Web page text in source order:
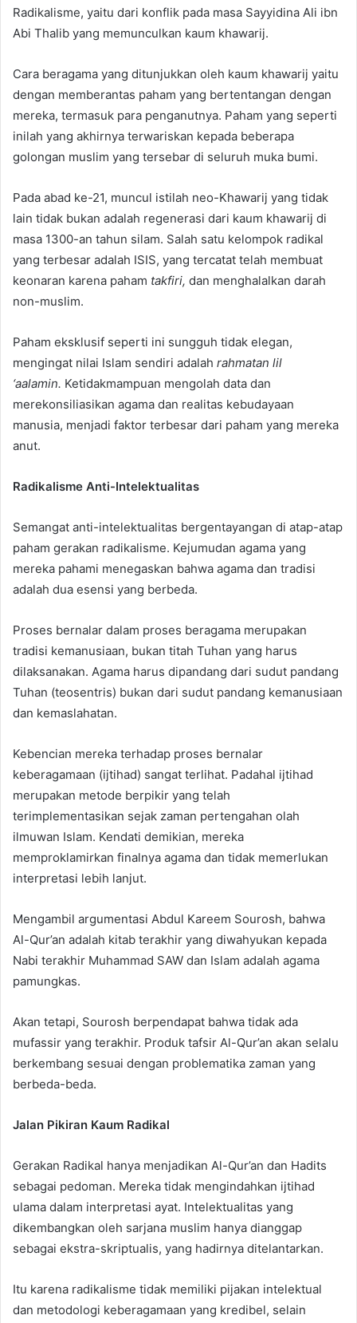
Radikalisme, yaitu dari konflik pada masa Sayyidina Ali ibn
Abi Thalib yang memunculkan kaum khawarij.
Cara beragama yang ditunjukkan oleh kaum khawarij yaitu
dengan memberantas paham yang bertentangan dengan
mereka, termasuk para penganutnya. Paham yang seperti
inilah yang akhirnya terwariskan kepada beberapa
golongan muslim yang tersebar di seluruh muka bumi.
Pada abad ke-21, muncul istilah neo-Khawarij yang tidak
lain tidak bukan adalah regenerasi dari kaum khawarij di
masa 1300-an tahun silam. Salah satu kelompok radikal
yang terbesar adalah ISIS, yang tercatat telah membuat
keonaran karena paham takfiri, dan menghalalkan darah
non-muslim.
Paham eksklusif seperti ini sungguh tidak elegan,
mengingat nilai Islam sendiri adalah rahmatan lil
‘aalamin. Ketidakmampuan mengolah data dan
merekonsiliasikan agama dan realitas kebudayaan
manusia, menjadi faktor terbesar dari paham yang mereka
anut.
Radikalisme Anti-Intelektualitas
Semangat anti-intelektualitas bergentayangan di atap-atap
paham gerakan radikalisme. Kejumudan agama yang
mereka pahami menegaskan bahwa agama dan tradisi
adalah dua esensi yang berbeda.
Proses bernalar dalam proses beragama merupakan
tradisi kemanusiaan, bukan titah Tuhan yang harus
dilaksanakan. Agama harus dipandang dari sudut pandang
Tuhan (teosentris) bukan dari sudut pandang kemanusiaan
dan kemaslahatan.
Kebencian mereka terhadap proses bernalar
keberagamaan (ijtihad) sangat terlihat. Padahal ijtihad
merupakan metode berpikir yang telah
terimplementasikan sejak zaman pertengahan olah
ilmuwan Islam. Kendati demikian, mereka
memproklamirkan finalnya agama dan tidak memerlukan
interpretasi lebih lanjut.
Mengambil argumentasi Abdul Kareem Sourosh, bahwa
Al-Qur’an adalah kitab terakhir yang diwahyukan kepada
Nabi terakhir Muhammad SAW dan Islam adalah agama
pamungkas.
Akan tetapi, Sourosh berpendapat bahwa tidak ada
mufassir yang terakhir. Produk tafsir Al-Qur’an akan selalu
berkembang sesuai dengan problematika zaman yang
berbeda-beda.
Jalan Pikiran Kaum Radikal
Gerakan Radikal hanya menjadikan Al-Qur’an dan Hadits
sebagai pedoman. Mereka tidak mengindahkan ijtihad
ulama dalam interpretasi ayat. Intelektualitas yang
dikembangkan oleh sarjana muslim hanya dianggap
sebagai ekstra-skriptualis, yang hadirnya ditelantarkan.
Itu karena radikalisme tidak memiliki pijakan intelektual
dan metodologi keberagamaan yang kredibel, selain